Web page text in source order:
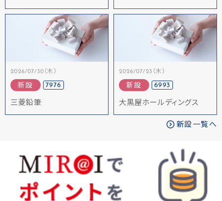
2026/07/30（木）
新設 7976
三菱鉛筆
2026/07/23（木）
新設 6993
大黒屋ホールディングス
新設一覧へ